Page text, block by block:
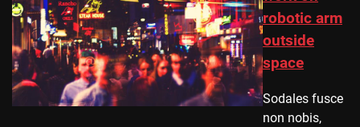
robotic arm
outside
space
Sodales fusce
non nobis,